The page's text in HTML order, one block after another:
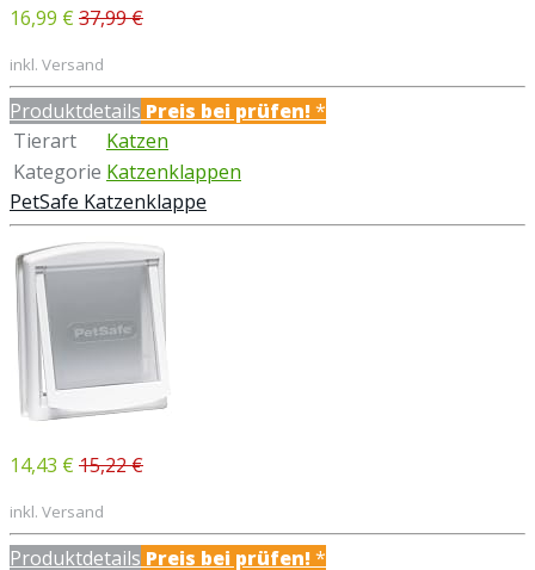
16,99 € 37,99 €
inkl. Versand
Produktdetails Preis bei prüfen!*
Tierart
Katzen
Kategorie Katzenklappen
PetSafe Katzenklappe
14,43 € 15,22 €
inkl. Versand
Produktdetails Preis bei prüfen!*